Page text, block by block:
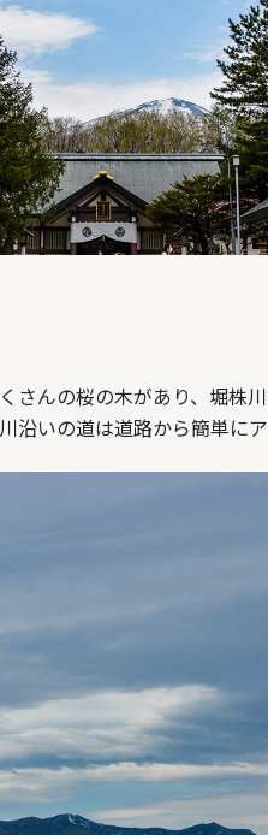
さんの桜の木があり、堀株
いの道は道路から簡単にア